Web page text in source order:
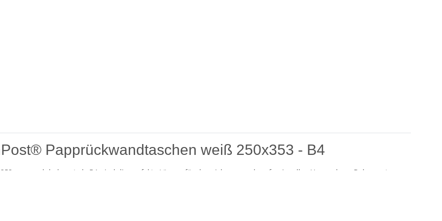
Papprückwandtaschen weiß 250x353 - B4
mm, auch bekannt als B4, sind die perfekte Lösung für den sicheren und professionellen Versand von Dokumenten,
Diese hochwertigen Versandtaschen kombinieren Funktionalität mit einem ansprechenden Design und bieten sowohl